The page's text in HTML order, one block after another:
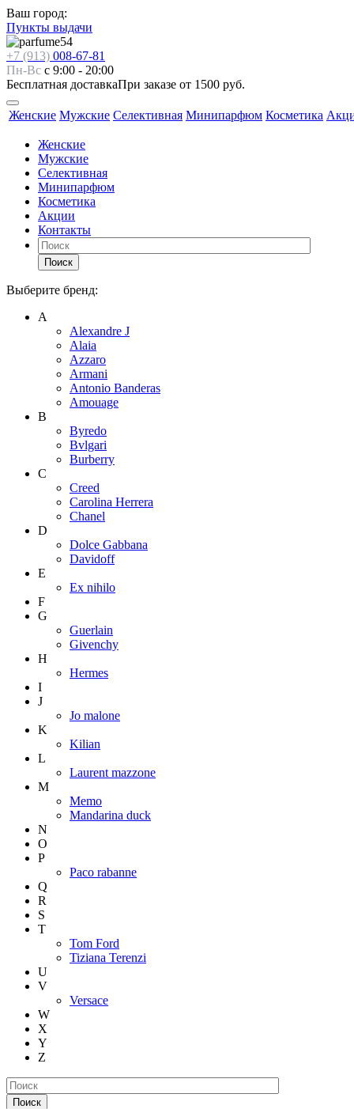
Ваш город:
Пункты выдачи
+7 (913) 008-67-81
Пн-Вс с 9:00 - 20:00
Бесплатная доставкаПри заказе от 1500 руб.
Женские Мужские Селективная Минипарфюм Косметика
Женские
Мужские
Селективная
Минипарфюм
Косметика
Акции
Контакты
Поиск
Выберите бренд:
А
Alexandre J
Alaia
Azzaro
Armani
Antonio Banderas
Amouage
B
Byredo
Bvlgari
Burberry
C
Creed
Carolina Herrera
Chanel
D
Dolce Gabbana
Davidoff
E
Ex nihilo
F
G
Guerlain
Givenchy
H
Hermes
I
J
Jo malone
K
Kilian
L
Laurent mazzone
M
Memo
Mandarina duck
N
O
P
Paco rabanne
Q
R
S
T
Tom Ford
Tiziana Terenzi
U
V
Versace
W
X
Y
Z
Поиск